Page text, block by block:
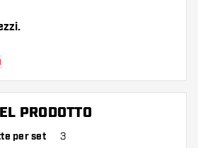
a portata di mano un gran
di astine. Questi possono
PRODOTTO
per set 3